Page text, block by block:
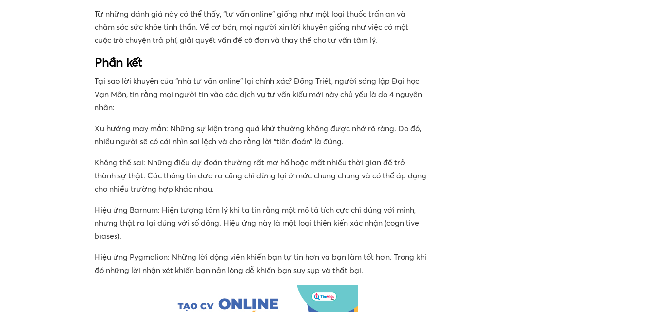
Từ những đánh giá này có thể thấy, “tư vấn online” giống như một loại thuốc trấn an và
chăm sóc sức khỏe tinh thần. Về cơ bản, mọi người xin lời khuyên giống như việc có một
cuộc trò chuyện trả phí, giải quyết vấn đề cô đơn và thay thế cho tư vấn tâm lý.
Phần kết
Tại sao lời khuyên của “nhà tư vấn online” lại chính xác? Đồng Triết, người sáng lập Đại học
Vạn Môn, tin rằng mọi người tin vào các dịch vụ tư vấn kiểu mới này chủ yếu là do 4 nguyên
nhân:
Xu hướng may mắn: Những sự kiện trong quá khứ thường không được nhớ rõ ràng. Do đó,
nhiều người sẽ có cái nhìn sai lệch và cho rằng lời “tiên đoán” là đúng.
Không thể sai: Những điều dự đoán thường rất mơ hồ hoặc mất nhiều thời gian để trở
thành sự thật. Các thông tin đưa ra cũng chỉ dừng lại ở mức chung chung và có thể áp dụng
cho nhiều trường hợp khác nhau.
Hiệu ứng Barnum: Hiện tượng tâm lý khi ta tin rằng một mô tả tích cực chỉ đúng với mình,
nhưng thật ra lại đúng với số đông. Hiệu ứng này là một loại thiên kiến xác nhận (cognitive
biases).
Hiệu ứng Pygmalion: Những lời động viên khiến bạn tự tin hơn và bạn làm tốt hơn. Trong khi
đó những lời nhận xét khiến bạn nản lòng dễ khiến bạn suy sụp và thất bại.